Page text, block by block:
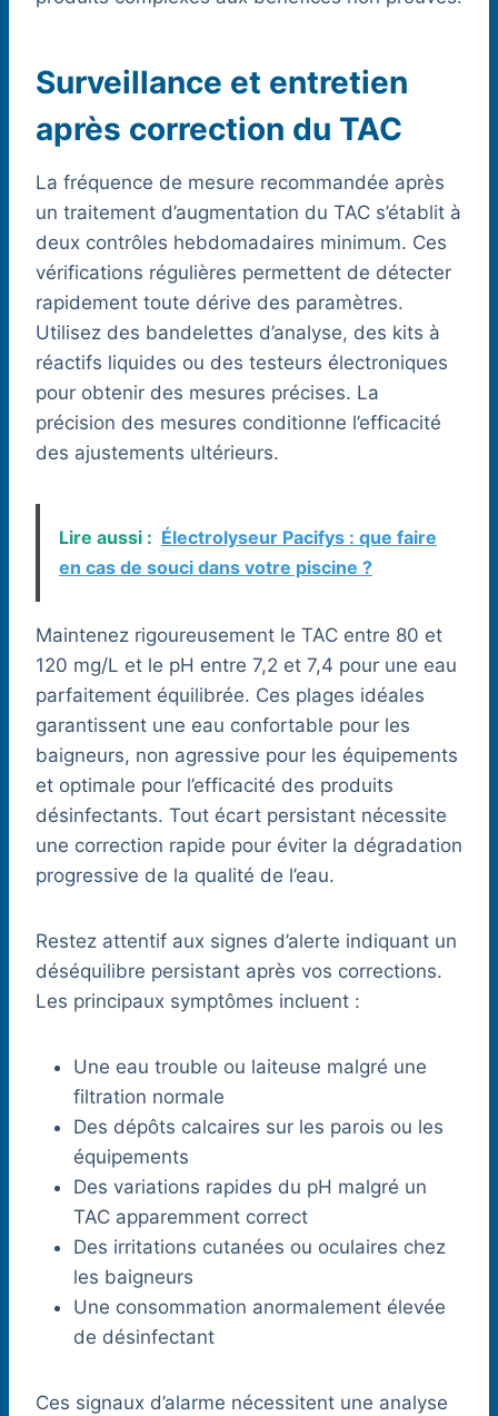
Surveillance et entretien
après correction du TAC
La fréquence de mesure recommandée après
un traitement d’augmentation du TAC s’établit à
deux contrôles hebdomadaires minimum. Ces
vérifications régulières permettent de détecter
rapidement toute dérive des paramètres.
Utilisez des bandelettes d’analyse, des kits à
réactifs liquides ou des testeurs électroniques
pour obtenir des mesures précises. La
précision des mesures conditionne l’efficacité
des ajustements ultérieurs.
Lire aussi : Électrolyseur Pacifys : que faire
en cas de souci dans votre piscine ?
Maintenez rigoureusement le TAC entre 80 et
120 mg/L et le pH entre 7,2 et 7,4 pour une eau
parfaitement équilibrée. Ces plages idéales
garantissent une eau confortable pour les
baigneurs, non agressive pour les équipements
et optimale pour l’efficacité des produits
désinfectants. Tout écart persistant nécessite
une correction rapide pour éviter la dégradation
progressive de la qualité de l’eau.
Restez attentif aux signes d’alerte indiquant un
déséquilibre persistant après vos corrections.
Les principaux symptômes incluent :
Une eau trouble ou laiteuse malgré une
filtration normale
Des dépôts calcaires sur les parois ou les
équipements
Des variations rapides du pH malgré un
TAC apparemment correct
Des irritations cutanées ou oculaires chez
les baigneurs
Une consommation anormalement élevée
de désinfectant
Ces signaux d’alarme nécessitent une analyse